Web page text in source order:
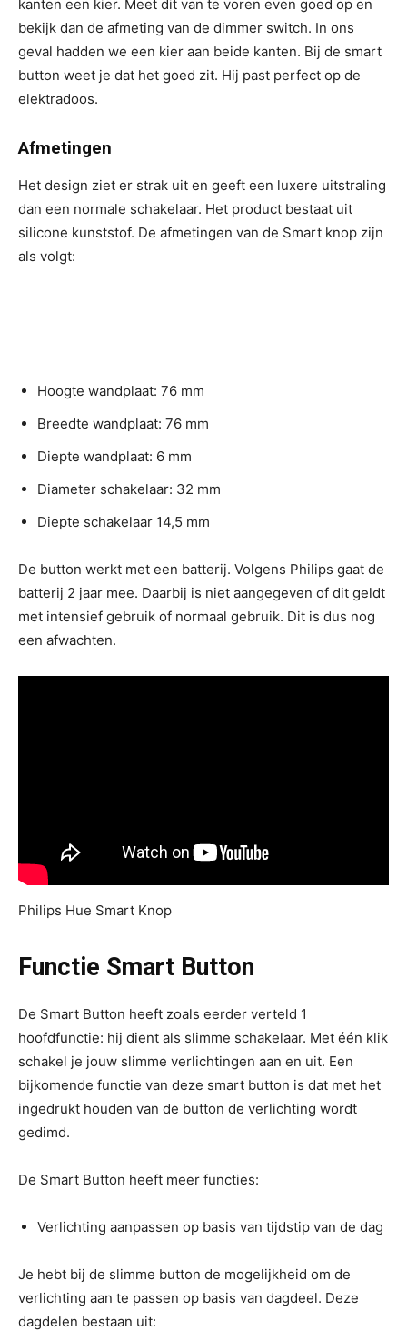
kanten een kier. Meet dit van te voren even goed op en
bekijk dan de afmeting van de dimmer switch. In ons
geval hadden we een kier aan beide kanten. Bij de smart
button weet je dat het goed zit. Hij past perfect op de
elektradoos.
Afmetingen
Het design ziet er strak uit en geeft een luxere uitstraling
dan een normale schakelaar. Het product bestaat uit
silicone kunststof. De afmetingen van de Smart knop zijn
als volgt:
Hoogte wandplaat: 76 mm
Breedte wandplaat: 76 mm
Diepte wandplaat: 6 mm
Diameter schakelaar: 32 mm
Diepte schakelaar 14,5 mm
De button werkt met een batterij. Volgens Philips gaat de
batterij 2 jaar mee. Daarbij is niet aangegeven of dit geldt
met intensief gebruik of normaal gebruik. Dit is dus nog
een afwachten.
Philips Hue Smart Knop
Functie Smart Button
De Smart Button heeft zoals eerder verteld 1
hoofdfunctie: hij dient als slimme schakelaar. Met één klik
schakel je jouw slimme verlichtingen aan en uit. Een
bijkomende functie van deze smart button is dat met het
ingedrukt houden van de button de verlichting wordt
gedimd.
De Smart Button heeft meer functies:
Verlichting aanpassen op basis van tijdstip van de dag
Je hebt bij de slimme button de mogelijkheid om de
verlichting aan te passen op basis van dagdeel. Deze
dagdelen bestaan uit: